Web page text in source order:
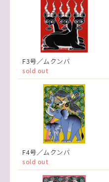
F3号／ムクンバ
sold out
F4号／ムクンバ
sold out